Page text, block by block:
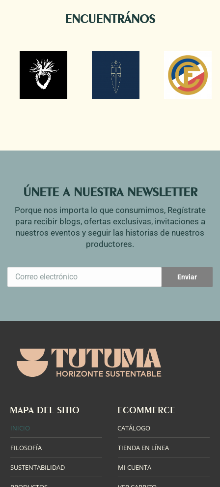
ENCUENTRÁNOS
ÚNETE A NUESTRA NEWSLETTER
Porque nos importa lo que consumimos, Regístrate
para recibir blogs, ofertas exclusivas, invitaciones a
nuestros eventos y seguir las historias de nuestros
productores.
MAPA DEL SITIO
INICIO
FILOSOFÍA
SUSTENTABILIDAD
ECOMMERCE
CATÁLOGO
TIENDA EN LÍNEA
MI CUENTA